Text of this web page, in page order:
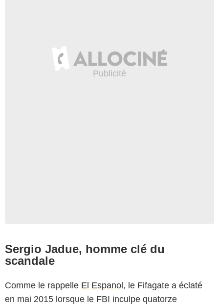
Sergio Jadue, homme clé du
scandale
Comme le rappelle El Espanol, le Fifagate a éclaté
en mai 2015 lorsque le FBI inculpe quatorze